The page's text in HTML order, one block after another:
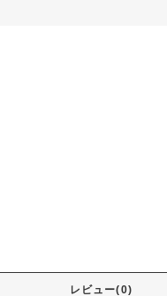
レビュー(0)